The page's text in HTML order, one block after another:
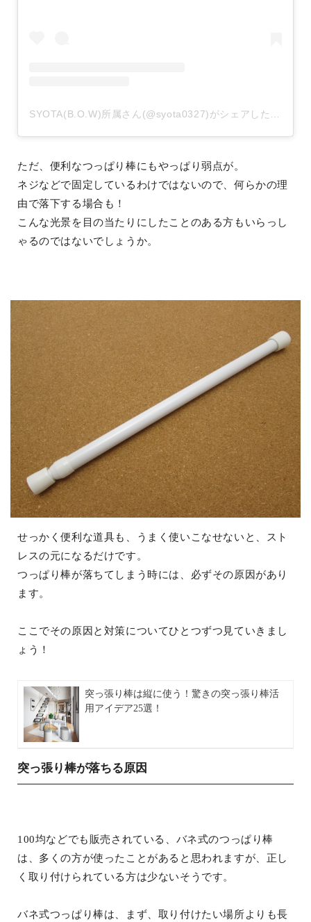
ただ、便利なつっぱり棒にもやっぱり弱点が。
ネジなどで固定しているわけではないので、何らかの理
由で落下する場合も！
こんな光景を目の当たりにしたことのある方もいらっし
ゃるのではないでしょうか。
せっかく便利な道具も、うまく使いこなせないと、スト
レスの元になるだけです。
つっぱり棒が落ちてしまう時には、必ずその原因があり
ます。
ここでその原因と対策についてひとつずつ見ていきまし
ょう！
突っ張り棒は縦に使う！驚きの突っ張り棒活
用アイデア25選！
突っ張り棒が落ちる原因
100均などでも販売されている、バネ式のつっぱり棒
は、多くの方が使ったことがあると思われますが、正し
く取り付けられている方は少ないそうです。
バネ式つっぱり棒は、まず、取り付けたい場所よりも長